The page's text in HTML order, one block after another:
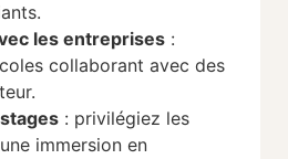
les entreprises :
collaborant avec des
: privilégiez les
immersion en